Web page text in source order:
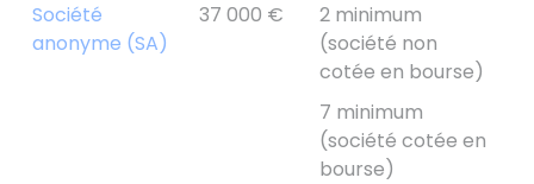
Société
anonyme (SA)
37 000 €
2 minimum
(société non
cotée en bourse)
7 minimum
(société cotée en
bourse)